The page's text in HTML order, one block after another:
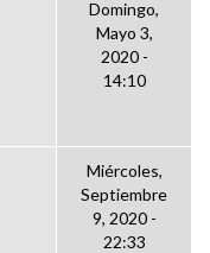
Domingo,
Mayo 3,
2020 -
14:10
Miércoles,
Septiembre
9, 2020 -
22:33